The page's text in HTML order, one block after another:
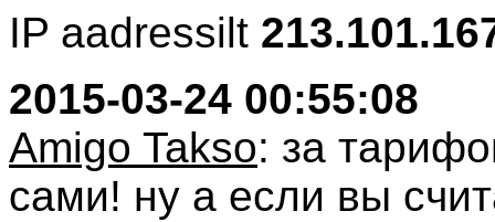
IP aadressilt
2015-03-24 00:55:08
Amigo Takso: за
сами! ну а если вы